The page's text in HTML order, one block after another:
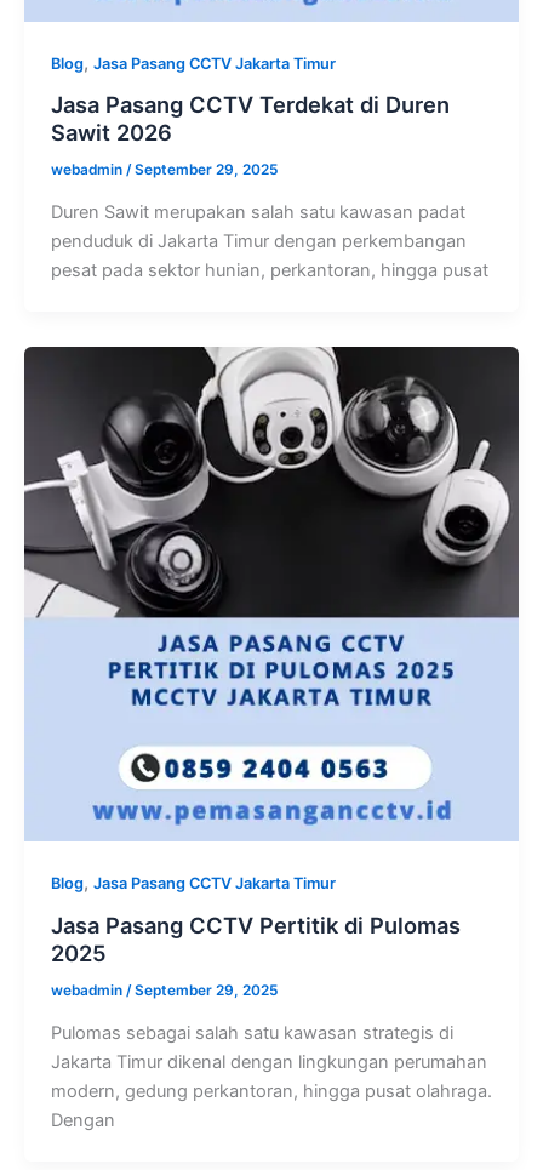
Blog, Jasa Pasang CCTV Jakarta Timur
Jasa Pasang CCTV Terdekat di Duren
Sawit 2026
webadmin /September 29, 2025
Duren Sawit merupakan salah satu kawasan padat
penduduk di Jakarta Timur dengan perkembangan
pesat pada sektor hunian, perkantoran, hingga pusat
Blog, Jasa Pasang CCTV Jakarta Timur
Jasa Pasang CCTV Pertitik di Pulomas
2025
webadmin /September 29, 2025
Pulomas sebagai salah satu kawasan strategis di
Jakarta Timur dikenal dengan lingkungan perumahan
modern, gedung perkantoran, hingga pusat olahraga.
Dengan